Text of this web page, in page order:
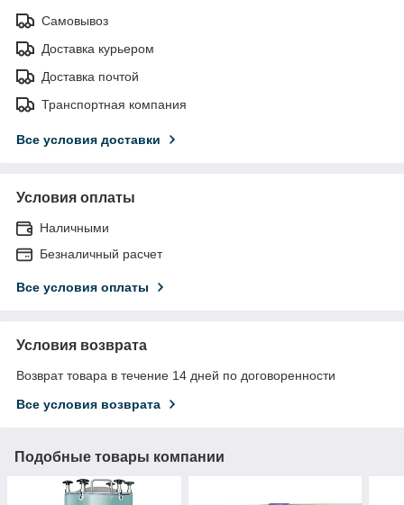
Самовывоз
Доставка курьером
Доставка почтой
Транспортная компания
Все условия доставки
Условия оплаты
Наличными
Безналичный расчет
Все условия оплаты
Условия возврата
Возврат товара в течение 14 дней по договоренности
Все условия возврата
Подобные товары компании